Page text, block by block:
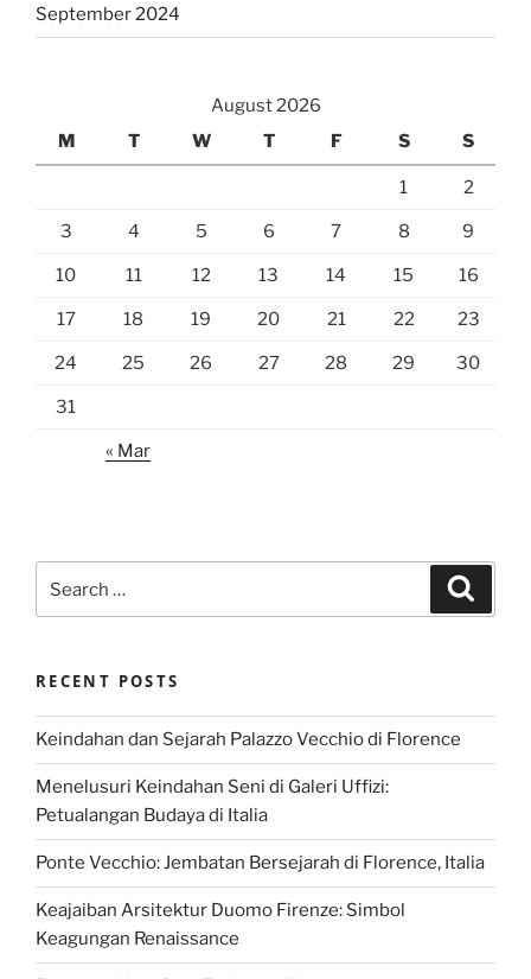
September 2024
August 2026
M
T W T F S S
1 2
3 4 5 6 7 8 9
10 11 12 13 14 15 16
17 18 19 20 21 22 23
24 25 26 27 28 29 30
31
« Mar
for:
RECENT POSTS
Keindahan dan Sejarah Palazzo Vecchio di Florence
Menelusuri Keindahan Seni di Galeri Uffizi:
Petualangan Budaya di Italia
Ponte Vecchio: Jembatan Bersejarah di Florence, Italia
Keajaiban Arsitektur Duomo Firenze: Simbol
Keagungan Renaissance